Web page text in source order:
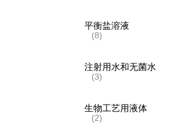
平衡盐溶液
(8)
注射用水和无菌水
(3)
生物工艺用液体
(2)